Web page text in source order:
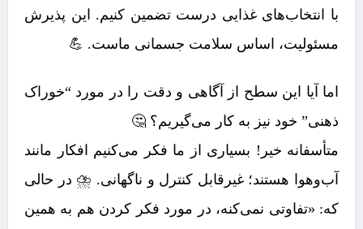
با انتخاب‌های غذایی درست تضمین کنیم. این پذیرش
مسئولیت، اساس سلامت جسمانی ماست. 💪
اما آیا این سطح از آگاهی و دقت را در مورد “خوراک
ذهنی” خود نیز به کار می‌گیریم؟ 🤔
متأسفانه خیر! بسیاری از ما فکر می‌کنیم افکار مانند
آب‌وهوا هستند؛ غیرقابل کنترل و ناگهانی. ⛈️ در حالی
که: «تفاوتی نمی‌کنه، در مورد فکر کردن هم به همین